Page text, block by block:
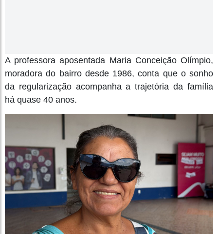
A professora aposentada Maria Conceição Olímpio,
moradora do bairro desde 1986, conta que o sonho
da regularização acompanha a trajetória da família
há quase 40 anos.